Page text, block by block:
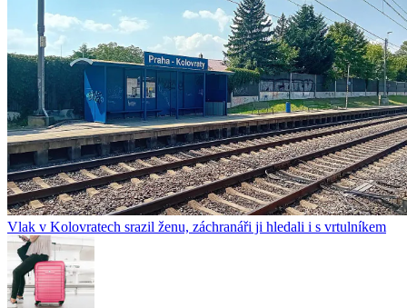
Vlak v Kolovratech srazil ženu, záchranáři ji hledali i s vrtulníkem